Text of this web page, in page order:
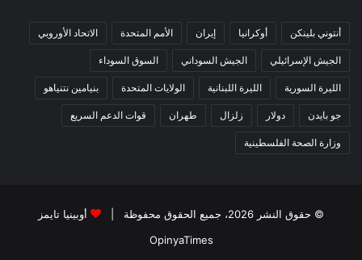
أنتوني بلينكن أوكرانيا إيران الأمم المتحدة الاتحاد الأوروبي
الجيش الإسرائيلي الجيش السوداني السوق السوداء
الليرة السورية الليرة اللبنانية الولايات المتحدة بنيامين نتنياهو
جو بايدن دولار زلزال طهران قوات الدعم السريع
وزارة الصحة الفلسطينية
© حقوق النشر 2026، جميع الحقوق محفوظة |
أوبينيا تايمز
OpinyaTimes